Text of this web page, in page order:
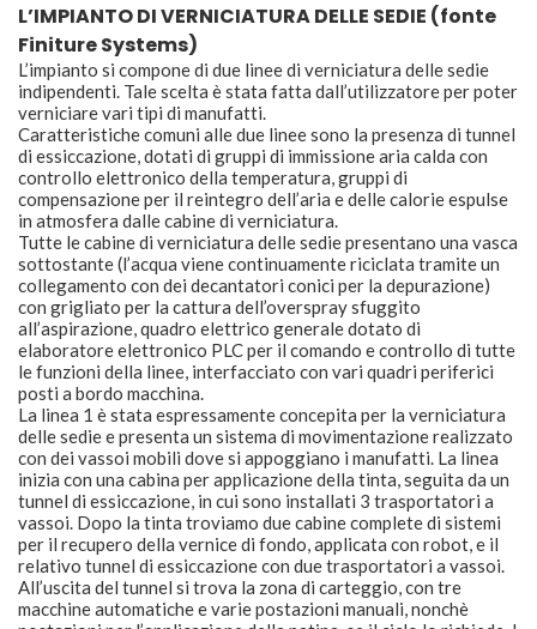
L’IMPIANTO DI VERNICIATURA DELLE SEDIE (fonte
Finiture Systems)
L’impianto si compone di due linee di verniciatura delle sedie
indipendenti. Tale scelta è stata fatta dall’utilizzatore per poter
verniciare vari tipi di manufatti.
Caratteristiche comuni alle due linee sono la presenza di tunnel
di essiccazione, dotati di gruppi di immissione aria calda con
controllo elettronico della temperatura, gruppi di
compensazione per il reintegro dell’aria e delle calorie espulse
in atmosfera dalle cabine di verniciatura.
Tutte le cabine di verniciatura delle sedie presentano una vasca
sottostante (l’acqua viene continuamente riciclata tramite un
collegamento con dei decantatori conici per la depurazione)
con grigliato per la cattura dell’overspray sfuggito
all’aspirazione, quadro elettrico generale dotato di
elaboratore elettronico PLC per il comando e controllo di tutte
le funzioni della linee, interfacciato con vari quadri periferici
posti a bordo macchina.
La linea 1 è stata espressamente concepita per la verniciatura
delle sedie e presenta un sistema di movimentazione realizzato
con dei vassoi mobili dove si appoggiano i manufatti. La linea
inizia con una cabina per applicazione della tinta, seguita da un
tunnel di essiccazione, in cui sono installati 3 trasportatori a
vassoi. Dopo la tinta troviamo due cabine complete di sistemi
per il recupero della vernice di fondo, applicata con robot, e il
relativo tunnel di essiccazione con due trasportatori a vassoi.
All’uscita del tunnel si trova la zona di carteggio, con tre
macchine automatiche e varie postazioni manuali, nonchè